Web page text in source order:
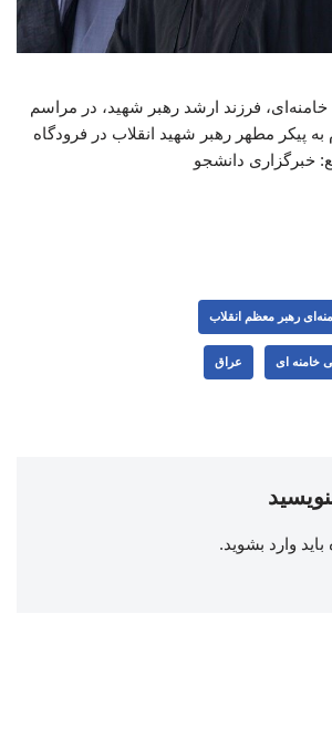
فرزند ارشد رهبر شهید، در مراسم
به پیکر مطهر رهبر شهید انقلاب در فرودگاه
خبرگزاری دانشجو
رهبر معظم انقلاب
خامنه ای عراق
وارد بشوید.